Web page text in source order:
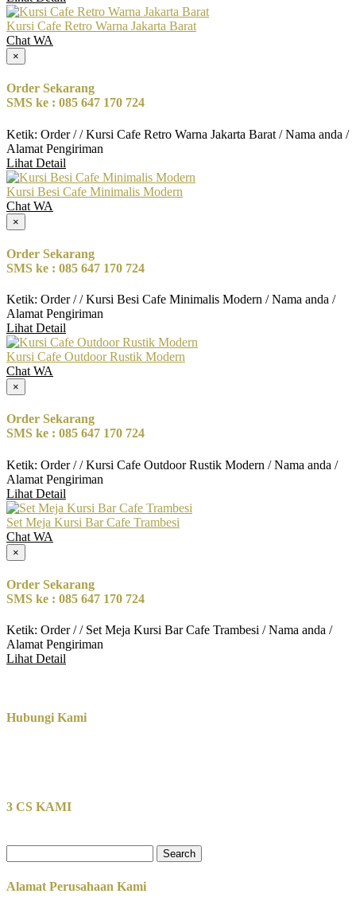
Kursi Cafe Retro Warna Jakarta Barat
Chat WA
×
Order Sekarang
SMS ke : 085 647 170 724
Ketik: Order / / Kursi Cafe Retro Warna Jakarta Barat / Nama anda /
Alamat Pengiriman
Lihat Detail
Kursi Besi Cafe Minimalis Modern
Chat WA
×
Order Sekarang
SMS ke : 085 647 170 724
Ketik: Order / / Kursi Besi Cafe Minimalis Modern / Nama anda /
Alamat Pengiriman
Lihat Detail
Kursi Cafe Outdoor Rustik Modern
Chat WA
×
Order Sekarang
SMS ke : 085 647 170 724
Ketik: Order / / Kursi Cafe Outdoor Rustik Modern / Nama anda /
Alamat Pengiriman
Lihat Detail
Set Meja Kursi Bar Cafe Trambesi
Chat WA
×
Order Sekarang
SMS ke : 085 647 170 724
Ketik: Order / / Set Meja Kursi Bar Cafe Trambesi / Nama anda /
Alamat Pengiriman
Lihat Detail
Hubungi Kami
3 CS KAMI
for:
Alamat Perusahaan Kami